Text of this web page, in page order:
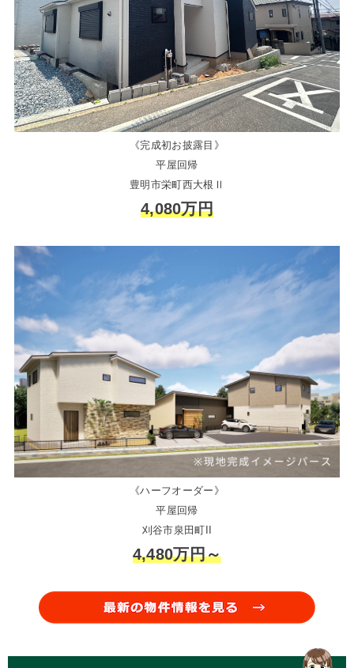
《完成初お披露目》
平屋回帰
豊明市栄町西大根Ⅱ
4,080万円
《ハーフオーダー》
平屋回帰
刈谷市泉田町II
4,480万円～